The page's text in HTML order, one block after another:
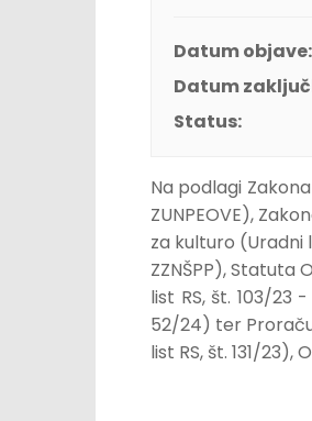
Datum objave:
Datum
Status:
Na podlagi Zakona
ZUNPEOVE),
za kulturo (Uradni
ZZNŠPP), Statuta
list RS, št. 103/23
52/24) ter
list RS, št. 131/